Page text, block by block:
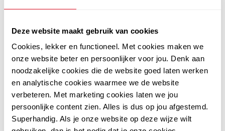
Deze website maakt gebruik van cookies
Cookies, lekker en functioneel. Met cookies maken we
onze website beter en persoonlijker voor jou. Denk aan
noodzakelijke cookies die de website goed laten werken
en analytische cookies waarmee we de website
verbeteren. Met marketing cookies laten we jou
persoonlijke content zien. Alles is dus op jou afgestemd.
Superhandig. Als je onze website op deze wijze wilt